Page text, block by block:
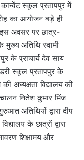
स्कूल प्रतापपुर में
का आयोजन बड़े ही
इस अवसर पर छात्र-
मुख्य अतिथि स्वामी
के प्राचार्य देव साय
स्कूल प्रतापपुर के
अध्यक्षता विद्यालय की
नितेश कुमार मिंज
अतिथियों द्वारा दीप
के छात्रों द्वारा
शिक्षामय और